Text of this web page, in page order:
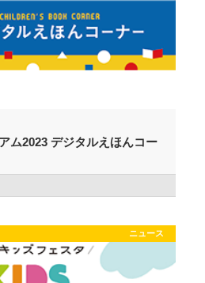
ム2023 デジタルえほんコー
ニュース